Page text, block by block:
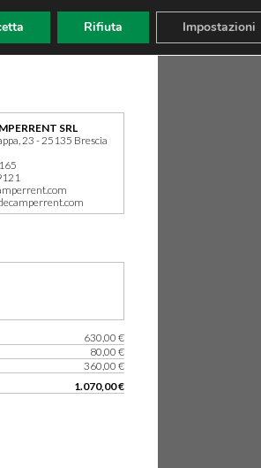
SRL
23 - 25135 Brescia
630,00 €
80,00 €
360,00 €
1.070,00 €
Rifiuta Impostazioni